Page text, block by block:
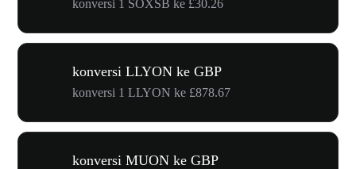
konversi 1 SOXSB ke £30.26
konversi LLYON ke GBP
konversi 1 LLYON ke £878.67
konversi MUON ke GBP